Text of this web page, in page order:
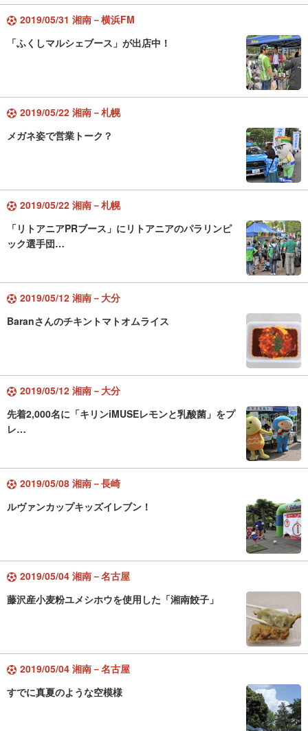
2019/05/31 湘南－横浜FM
「ふくしマルシェブース」が出店中！
2019/05/22 湘南－札幌
メガネ姿で営業トーク？
2019/05/22 湘南－札幌
「リトアニアPRブース」にリトアニアのパラリンピ
ック選手団…
2019/05/12 湘南－大分
Baranさんのチキントマトオムライス
2019/05/12 湘南－大分
先着2,000名に「キリンiMUSEレモンと乳酸菌」をプ
レ…
2019/05/08 湘南－長崎
ルヴァンカップキッズイレブン！
2019/05/04 湘南－名古屋
藤沢産小麦粉ユメシホウを使用した「湘南餃子」
2019/05/04 湘南－名古屋
すでに真夏のような空模様